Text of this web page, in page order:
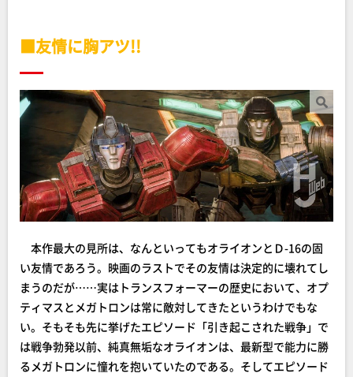
■友情に胸アツ!!
本作最大の見所は、なんといってもオライオンとＤ-16の固
い友情であろう。映画のラストでその友情は決定的に壊れてし
まうのだが……実はトランスフォーマーの歴史において、オプ
ティマスとメガトロンは常に敵対してきたというわけでもな
い。そもそも先に挙げたエピソード「引き起こされた戦争」で
は戦争勃発以前、純真無垢なオライオンは、最新型で能力に勝
るメガトロンに憧れを抱いていたのである。そしてエピソード